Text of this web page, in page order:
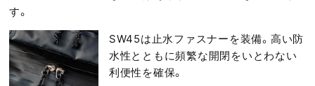
す。
SW45は止水ファスナーを装備。高い防
水性とともに頻繁な開閉をいとわない
利便性を確保。